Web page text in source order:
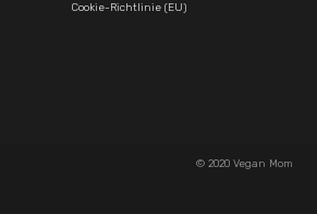
Cookie-Richtlinie (EU)
© 2020 Vegan Mom